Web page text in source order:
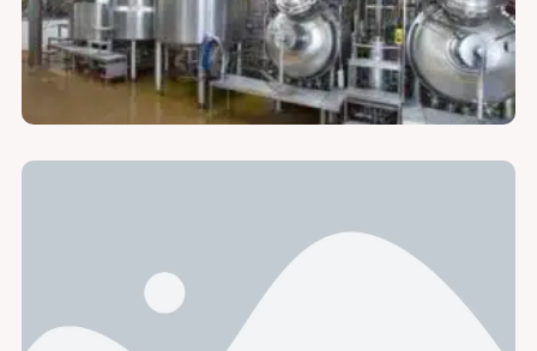
لوازم فیلتر مایع و جامد